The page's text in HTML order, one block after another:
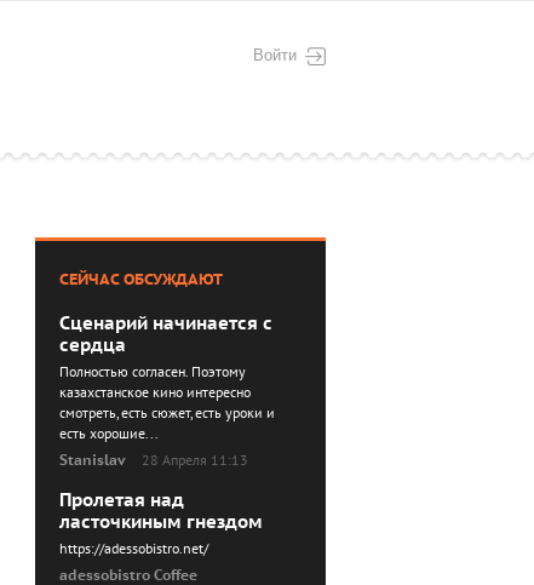
Войти
СЕЙЧАС ОБСУЖДАЮТ
Сценарий начинается с
сердца
Полностью согласен. Поэтому
казахстанское кино интересно
смотреть, есть сюжет, есть уроки и
есть хорошие...
Stanislav
28 Апреля 11:13
Пролетая над
ласточкиным гнездом
https://adessobistro.net/
adessobistro Coffee